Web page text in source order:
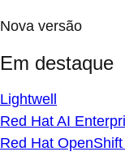
Nova versão
Em destaque
Lightwell
Red Hat AI
Red Hat